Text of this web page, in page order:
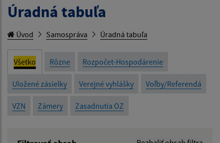
Úradná tabuľa
Úvod Samospráva Úradná tabuľa
Všetko Rôzne Rozpočet-Hospodárenie
Uložené zásielky Verejné vyhlášky Voľby/Referendá
VZN Zámery Zasadnutia OZ